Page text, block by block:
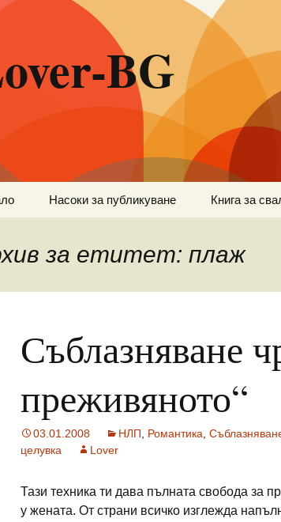
BG
Насоки за публикуване Книга за
за етитет: плаж
Съблазняване
преживяното“
03.01.2008 НЛП Романтика
целувка
Lover
Тази техника ти дава пълната свобода за
у жената. От страни всичко изглежда